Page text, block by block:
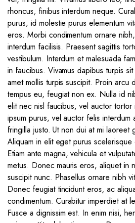
rhoncus, finibus interdum neque.
purus, id molestie purus elementum
eros. Morbi condimentum ornare
interdum facilisis. Praesent sagittis
vestibulum. Interdum et malesuada
in faucibus. Vivamus dapibus turpis
amet mollis turpis suscipit. Proin arcu
tempus eu, feugiat non ex. Nulla id
elit nec nisl faucibus, vel auctor tortor
ipsum purus, vel auctor felis interdum
fringilla justo. Ut non dui at mi laoreet
Aliquam in elit eget purus
Etiam ante magna, vehicula et
metus. Donec mauris eros, aliquet in
suscipit nunc. Phasellus ornare nibh
Donec feugiat tincidunt eros, ac
condimentum. Curabitur imperdiet at
Fusce a dignissim est. In enim nisi,